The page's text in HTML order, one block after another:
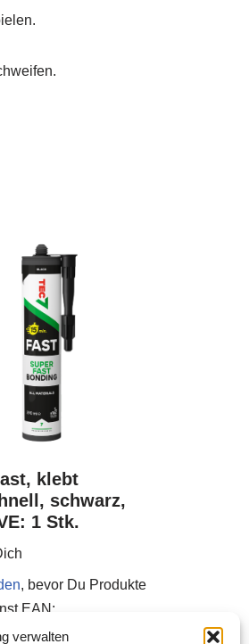
verwalten
klebt
schwarz,
1 Stk.
, bevor Du Produkte
EAN: